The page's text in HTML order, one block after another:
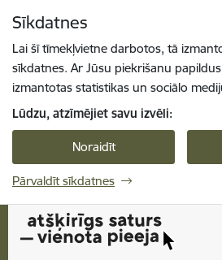
Sīkdatnes
Lai šī tīmekļvietne darbotos, tā
sīkdatnes. Ar Jūsu piekrišanu
izmantotas statistikas un sociālo
Lūdzu, atzīmējiet savu izvēli:
Noraidīt
Pārvaldīt sīkdatnes